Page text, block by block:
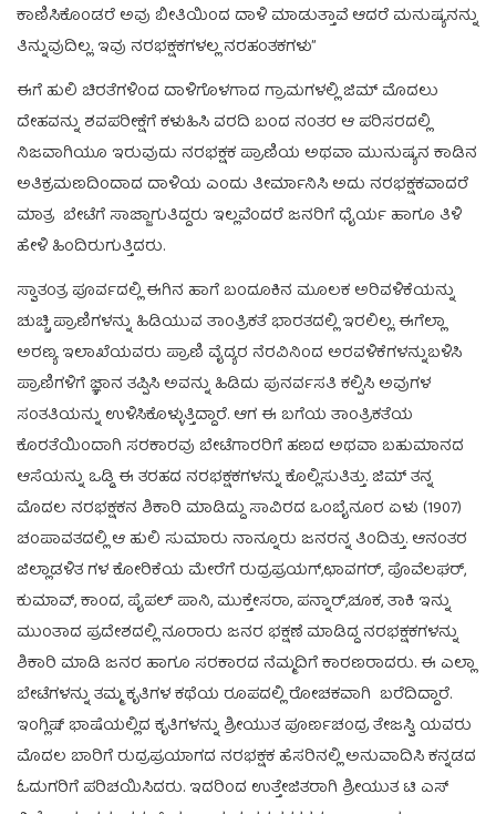
ಕಾಣಿಸಿಕೊಂಡರೆ ಅವು ಬೀತಿಯಿಂದ ದಾಳಿ ಮಾಡುತ್ತಾವೆ ಆದರೆ ಮನುಷ್ಯನನ್ನು
ತಿನ್ನುವುದಿಲ್ಲ. ಇವು ನರಭಕ್ಷಕಗಳಲ್ಲ ನರಹಂತಕಗಳು”
ಈಗೆ ಹುಲಿ ಚಿರತೆಗಳಿಂದ ದಾಳಿಗೊಳಗಾದ ಗ್ರಾಮಗಳಲ್ಲಿ ಜಿಮ್ ಮೊದಲು
ದೇಹವನ್ನು ಶವಪರೀಕ್ಷೆಗೆ ಕಳುಹಿಸಿ ವರದಿ ಬಂದ ನಂತರ ಆ ಪರಿಸರದಲ್ಲಿ
ನಿಜವಾಗಿಯೂ ಇರುವುದು ನರಭಕ್ಷಕ ಪ್ರಾಣಿಯ ಅಥವಾ ಮುನುಷ್ಯನ ಕಾಡಿನ
ಅತಿಕ್ರಮಣದಿಂದಾದ ದಾಳಿಯ ಎಂದು ತೀರ್ಮಾನಿಸಿ ಅದು ನರಭಕ್ಷಕವಾದರೆ
ಮಾತ್ರ ಬೇಟೆಗೆ ಸಾಜ್ಜಾಗುತಿದ್ದರು ಇಲ್ಲವೆಂದರೆ ಜನರಿಗೆ ಧೈರ್ಯ ಹಾಗೂ ತಿಳಿ
ಹೇಳಿ ಹಿಂದಿರುಗುತ್ತಿದರು.
ಸ್ವಾತಂತ್ರ ಪೂರ್ವದಲ್ಲಿ ಈಗಿನ ಹಾಗೆ ಬಂದೂಕಿನ ಮೂಲಕ ಅರಿವಳಿಕೆಯನ್ನು
ಚುಚ್ಚಿ ಪ್ರಾಣಿಗಳನ್ನು ಹಿಡಿಯುವ ತಾಂತ್ರಿಕತೆ ಭಾರತದಲ್ಲಿ ಇರಲಿಲ್ಲ. ಈಗೆಲ್ಲಾ
ಅರಣ್ಯ ಇಲಾಖೆಯವರು ಪ್ರಾಣಿ ವೈದ್ಯರ ನೆರವಿನಿಂದ ಅರವಳಿಕೆಗಳನ್ನುಬಳಿಸಿ
ಪ್ರಾಣಿಗಳಿಗೆ ಜ್ಞಾನ ತಪ್ಪಿಸಿ ಅವನ್ನು ಹಿಡಿದು ಪುನರ್ವಸತಿ ಕಲ್ಪಿಸಿ ಅವುಗಳ
ಸಂತತಿಯನ್ನು ಉಳಿಸಿಕೊಳ್ಳುತ್ತಿದ್ದಾರೆ. ಆಗ ಈ ಬಗೆಯ ತಾಂತ್ರಿಕತೆಯ
ಕೊರತೆಯಿಂದಾಗಿ ಸರಕಾರವು ಬೇಟೆಗಾರರಿಗೆ ಹಣದ ಅಥವಾ ಬಹುಮಾನದ
ಆಸೆಯನ್ನು ಒಡ್ಡಿ ಈ ತರಹದ ನರಭಕ್ಷಕಗಳನ್ನು ಕೊಲ್ಲಿಸುತಿತ್ತು. ಜಿಮ್ ತನ್ನ
ಮೊದಲ ನರಭಕ್ಷಕನ ಶಿಕಾರಿ ಮಾಡಿದ್ದು ಸಾವಿರದ ಒಂಬೈನೂರ ಏಳು (1907)
ಚಂಪಾವತದಲ್ಲಿ ಆ ಹುಲಿ ಸುಮಾರು ನಾನ್ನೂರು ಜನರನ್ನ ತಿಂದಿತ್ತು. ಆನಂತರ
ಜಿಲ್ಲಾಡಳಿತ ಗಳ ಕೋರಿಕೆಯ ಮೇರೆಗೆ ರುದ್ರಪ್ರಯಗ್,ಛಾವಗರ್, ಪೊವೆಲಘರ್,
ಕುಮಾವ್, ಕಾಂದ, ಪೈಪಲ್ ಪಾನಿ, ಮುಕ್ತೇಸರಾ, ಪನ್ನಾರ್,ಚೂಕ, ತಾಕಿ ಇನ್ನು
ಮುಂತಾದ ಪ್ರದೇಶದಲ್ಲಿ ನೂರಾರು ಜನರ ಭಕ್ಷಣೆ ಮಾಡಿದ್ದ ನರಭಕ್ಷಕಗಳನ್ನು
ಶಿಕಾರಿ ಮಾಡಿ ಜನರ ಹಾಗೂ ಸರಕಾರದ ನೆಮ್ಮದಿಗೆ ಕಾರಣರಾದರು. ಈ ಎಲ್ಲಾ
ಬೇಟೆಗಳನ್ನು ತಮ್ಮ ಕೃತಿಗಳ ಕಥೆಯ ರೂಪದಲ್ಲಿ ರೋಚಕವಾಗಿ ಬರೆದಿದ್ದಾರೆ.
ಇಂಗ್ಲಿಷ್ ಭಾಷೆಯಲ್ಲಿದ ಕೃತಿಗಳನ್ನು ಶ್ರೀಯುತ ಪೂರ್ಣಚಂದ್ರ ತೇಜಸ್ವಿ ಯವರು
ಮೊದಲ ಬಾರಿಗೆ ರುದ್ರಪ್ರಯಾಗದ ನರಭಕ್ಷಕ ಹೆಸರಿನಲ್ಲಿ ಅನುವಾದಿಸಿ ಕನ್ನಡದ
ಓದುಗರಿಗೆ ಪರಿಚಯಿಸಿದರು. ಇದರಿಂದ ಉತ್ತೇಜಿತರಾಗಿ ಶ್ರೀಯುತ ಟಿ ಎಸ್